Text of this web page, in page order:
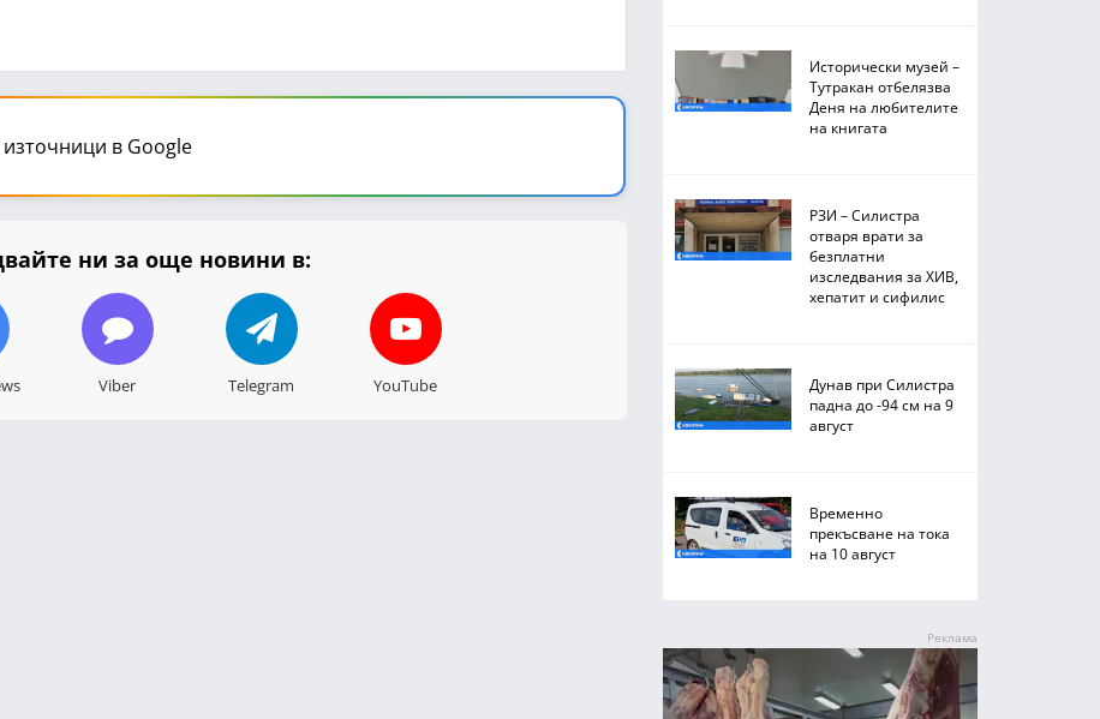
в Google
ни за още новини в:
Viber Telegram YouTube
Исторически музей –
Тутракан отбелязва
Деня на любителите
на книгата
РЗИ – Силистра
отваря врати за
безплатни
изследвания за ХИВ,
хепатит и сифилис
Дунав при Силистра
падна до -94 см на 9
август
Временно
прекъсване на тока
на 10 август